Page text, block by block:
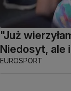
"Już
Niedosyt, ale
EUROSPORT